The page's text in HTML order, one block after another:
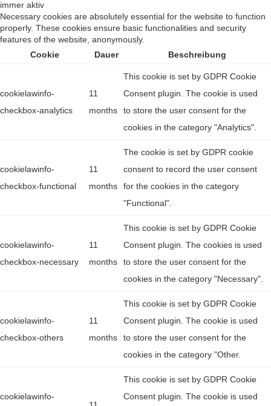
immer aktiv
Necessary cookies are absolutely essential for the website to function
properly. These cookies ensure basic functionalities and security
features of the website, anonymously.
Cookie
Dauer Beschreibung
cookielawinfo-
checkbox-analytics
11
months
This cookie is set by GDPR Cookie
Consent plugin. The cookie is used
to store the user consent for the
cookies in the category "Analytics".
cookielawinfo-
checkbox-functional
11
months
The cookie is set by GDPR cookie
consent to record the user consent
for the cookies in the category
"Functional".
cookielawinfo-
checkbox-necessary
11
months
This cookie is set by GDPR Cookie
Consent plugin. The cookies is used
to store the user consent for the
cookies in the category "Necessary".
cookielawinfo-
checkbox-others
11
months
This cookie is set by GDPR Cookie
Consent plugin. The cookie is used
to store the user consent for the
cookies in the category "Other.
cookielawinfo-
This cookie is set by GDPR Cookie
Consent plugin. The cookie is used